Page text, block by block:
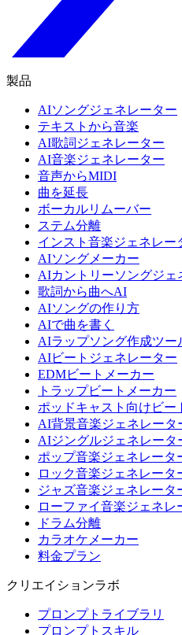
製品
AIソングジェネレーター
テキストから音楽
AI歌詞ジェネレーター
AI音楽ジェネレーター
音声からMIDI
曲を延長
ボーカルリムーバー
ステム分離
インスト音楽ジェネレー
AIソングメーカー
AIカントリーソングジェ
歌詞から曲へAI
AIソングの作り方
AIで曲を書く
AIラップソング作成ツー
AIビートジェネレーター
EDMビートメーカー
トラップビートメーカー
ポッドキャスト向けビー
AI背景音楽ジェネレータ
AIジングルジェネレータ
ポップ音楽ジェネレータ
ロック音楽ジェネレータ
ジャズ音楽ジェネレータ
ローファイ音楽ジェネレ
ドラム分離
カラオケメーカー
料金プラン
クリエイションラボ
プロンプトライブラリ
プロンプトスキル